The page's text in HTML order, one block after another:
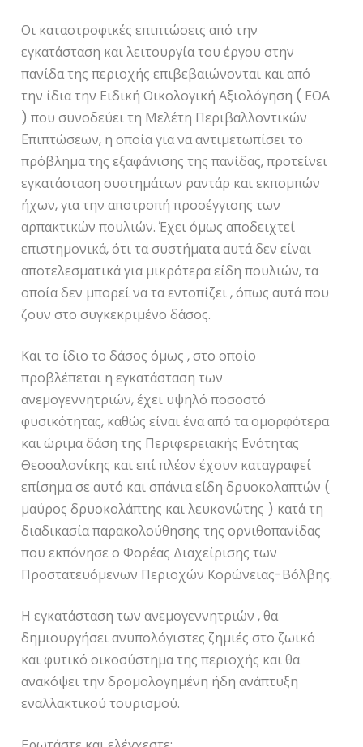
Οι καταστροφικές επιπτώσεις από την
εγκατάσταση και λειτουργία του έργου στην
πανίδα της περιοχής επιβεβαιώνονται και από
την ίδια την Ειδική Οικολογική Αξιολόγηση ( ΕΟΑ
) που συνοδεύει τη Μελέτη Περιβαλλοντικών
Επιπτώσεων, η οποία για να αντιμετωπίσει το
πρόβλημα της εξαφάνισης της πανίδας, προτείνει
εγκατάσταση συστημάτων ραντάρ και εκπομπών
ήχων, για την αποτροπή προσέγγισης των
αρπακτικών πουλιών. Έχει όμως αποδειχτεί
επιστημονικά, ότι τα συστήματα αυτά δεν είναι
αποτελεσματικά για μικρότερα είδη πουλιών, τα
οποία δεν μπορεί να τα εντοπίζει , όπως αυτά που
ζουν στο συγκεκριμένο δάσος.
Και το ίδιο το δάσος όμως , στο οποίο
προβλέπεται η εγκατάσταση των
ανεμογεννητριών, έχει υψηλό ποσοστό
φυσικότητας, καθώς είναι ένα από τα ομορφότερα
και ώριμα δάση της Περιφερειακής Ενότητας
Θεσσαλονίκης και επί πλέον έχουν καταγραφεί
επίσημα σε αυτό και σπάνια είδη δρυοκολαπτών (
μαύρος δρυοκολάπτης και λευκονώτης ) κατά τη
διαδικασία παρακολούθησης της ορνιθοπανίδας
που εκπόνησε ο Φορέας Διαχείρισης των
Προστατευόμενων Περιοχών Κορώνειας-Βόλβης.
Η εγκατάσταση των ανεμογεννητριών , θα
δημιουργήσει ανυπολόγιστες ζημιές στο ζωικό
και φυτικό οικοσύστημα της περιοχής και θα
ανακόψει την δρομολογημένη ήδη ανάπτυξη
εναλλακτικού τουρισμού.